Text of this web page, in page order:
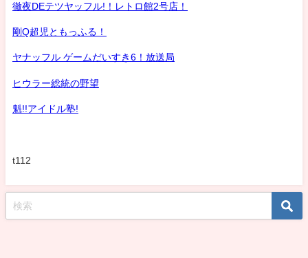
徹夜DEテツヤッフル!！レトロ館2号店！
剛Q超児ともっふる！
ヤナッフル ゲームだいすき6！放送局
ヒウラー総統の野望
魁!!アイドル塾!
t112